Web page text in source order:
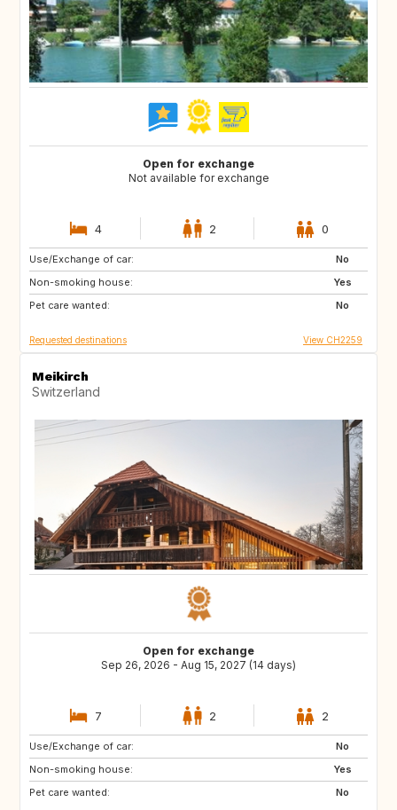
Open for exchange
Not available for exchange
4 2 0
Use/Exchange of car:
No
Non-smoking house:
Yes
Pet care wanted:
No
DE
DK
Requested destinations View CH2259
Meikirch
Switzerland
Open for exchange
Sep 26, 2026 - Aug 15, 2027 (14 days)
7 2 2
Use/Exchange of car:
No
Non-smoking house:
Yes
Pet care wanted:
No